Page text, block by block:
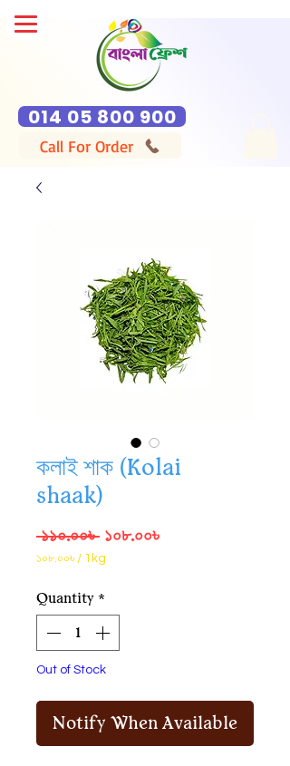
014 05 800 900
Call For Order
কলাই শাক (Kolai
shaak)
১১০.০০৳ Regular
Price
১০৮.০০৳Sale
১০৮.০০৳ / 1kg
per
Kilogram
Quantity *
Out of Stock
Notify When Available